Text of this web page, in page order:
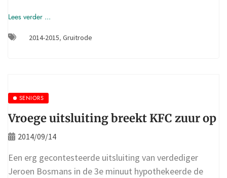
Lees verder ...
2014-2015, Gruitrode
SENIORS
Vroege uitsluiting breekt KFC zuur op
2014/09/14
Een erg gecontesteerde uitsluiting van verdediger
Jeroen Bosmans in de 3e minuut hypothekeerde de